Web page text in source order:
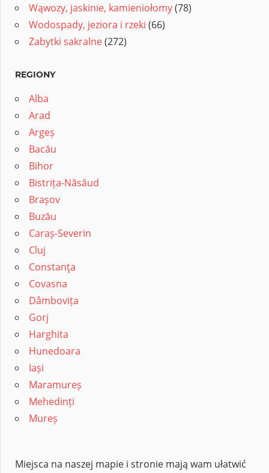
Wąwozy, jaskinie, kamieniołomy(78)
Wodospady, jeziora i rzeki (66)
Zabytki sakralne(272)
REGIONY
Alba
Arad
Argeș
Bacău
Bihor
Bistrița-Năsăud
Brașov
Buzău
Caraș-Severin
Cluj
Constanţa
Covasna
Dâmbovița
Gorj
Harghita
Hunedoara
Iași
Maramureș
Mehedinți
Mureș
Miejsca na naszej mapie i stronie mają wam ułatwić